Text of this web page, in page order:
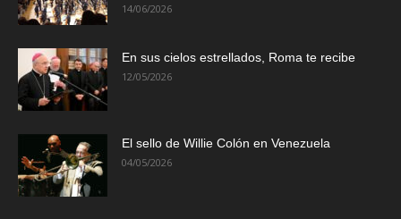
14/06/2026
En sus cielos estrellados, Roma te recibe
12/05/2026
El sello de Willie Colón en Venezuela
04/05/2026